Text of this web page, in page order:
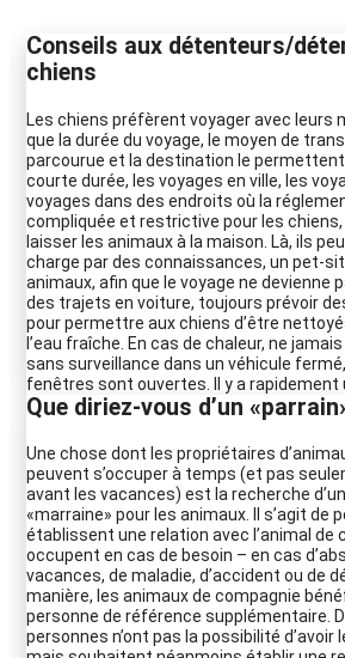
Conseils aux détenteurs/
chiens
Les chiens préfèrent voyager avec leurs
que la durée du voyage, le moyen de
parcourue et la destination le
courte durée, les voyages en ville, les
voyages dans des endroits où la
compliquée et restrictive pour les
laisser les animaux à la maison. Là, ils
charge par des connaissances, un pet-
animaux, afin que le voyage ne devienne
des trajets en voiture, toujours prévoir
pour permettre aux chiens d’être
l’eau fraîche. En cas de chaleur, ne
sans surveillance dans un véhicule
fenêtres sont ouvertes. Il y a rapidement
Que diriez-vous d’un
Une chose dont les propriétaires
peuvent s’occuper à temps (et pas
avant les vacances) est la recherche d’un
«marraine» pour les animaux. Il s’agit de
établissent une relation avec l’animal de
occupent en cas de besoin – en cas
vacances, de maladie, d’accident ou de
manière, les animaux de compagnie
personne de référence supplémentaire.
personnes n’ont pas la possibilité d’avoir